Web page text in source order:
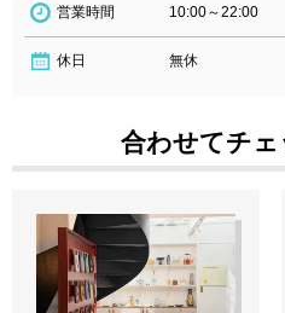
営業時間 10:00～22:00
休日 無休
合わせてチ